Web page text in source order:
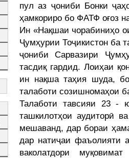
пул аз ҷониби Бонки
ҳамкориро бо ФАТФ оғоз
Ин «Нақшаи чорабиниҳо
Ҷумҳурии Тоҷикистон ба
ҷониби Сарвазири
тасдиқ гардид. Лоиҳаи
ин нақша таҳия шуда,
талаботи созишномаҳои
Талаботи тавсияи 23 -
ташкилотҳои аудиторӣ
мешаванд, дар бораи
дар натиҷаи фаъолияти
ваколатдори